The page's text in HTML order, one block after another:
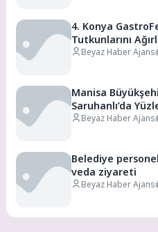
4. Konya
Tutkunlarını
Beyaz Haber Ajansı
Manisa
Saruhanlı’da
Beyaz Haber Ajansı
Belediye
veda ziyareti
Beyaz Haber Ajansı